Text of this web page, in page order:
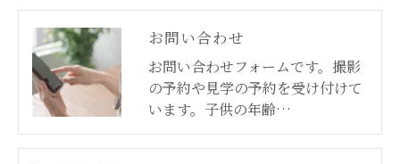
お問い合わせ
お問い合わせフォームです。撮影
の予約や見学の予約を受け付けて
います。子供の年齢…